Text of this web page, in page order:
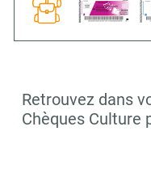
Retrouvez dans
Chèques Culture